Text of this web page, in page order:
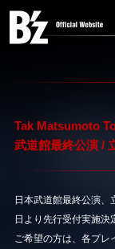
Tak Matsumoto
武道館最終公演 /
日本武道館最終公演
日より先行受付実施決
ご希望の方は、各プレ